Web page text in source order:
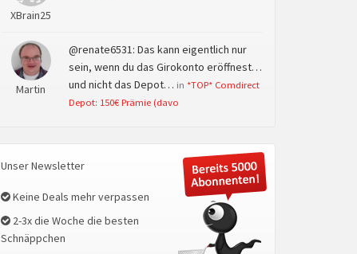
XBrain25
Martin
@renate6531: Das kann eigentlich nur
sein, wenn du das Girokonto eröffnest…
und nicht das Depot… in *TOP* Comdirect
Depot: 150€ Prämie (davo
Unser Newsletter
Keine Deals mehr verpassen
2-3x die Woche die besten
Schnäppchen